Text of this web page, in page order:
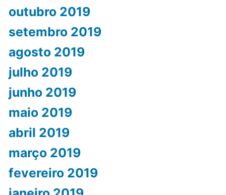
outubro 2019
setembro 2019
agosto 2019
julho 2019
junho 2019
maio 2019
abril 2019
março 2019
fevereiro 2019